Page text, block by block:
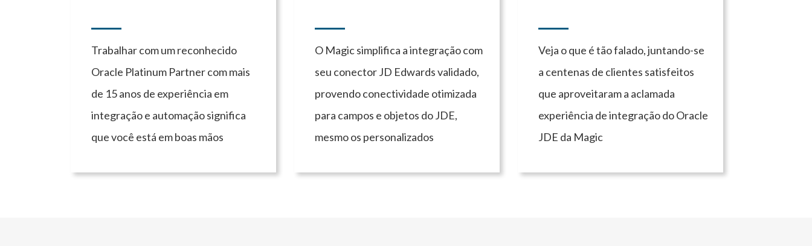
Trabalhar com um reconhecido
Oracle Platinum Partner com mais
de 15 anos de experiência em
integração e automação significa
que você está em boas mãos
O Magic simplifica a integração com
seu conector JD Edwards validado,
provendo conectividade otimizada
para campos e objetos do JDE,
mesmo os personalizados
Veja o que é tão falado, juntando-se
a centenas de clientes satisfeitos
que aproveitaram a aclamada
experiência de integração do Oracle
JDE da Magic